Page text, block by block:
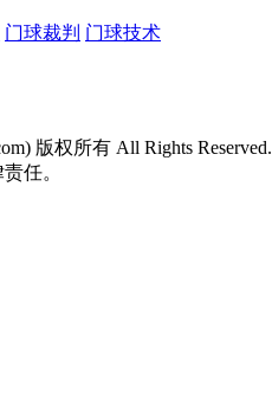
门球裁判 门球技术
版权所有 All Rights Reserved.
任。